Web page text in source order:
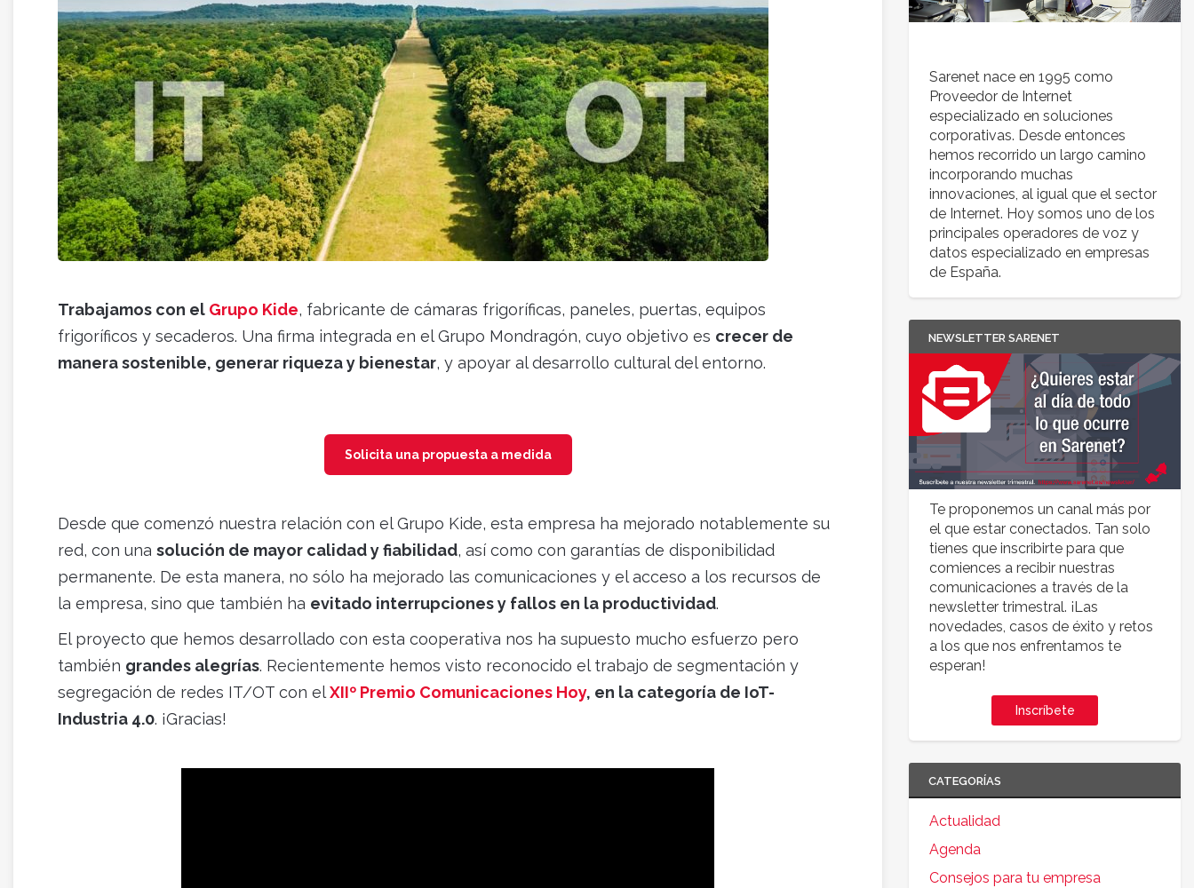
Trabajamos con el Grupo Kide, fabricante de cámaras frigoríficas, paneles, puertas, equipos
frigoríficos y secaderos. Una firma integrada en el Grupo Mondragón, cuyo objetivo es crecer de
manera sostenible, generar riqueza y bienestar, y apoyar al desarrollo cultural del entorno.
Solicita una propuesta a medida
Desde que comenzó nuestra relación con el Grupo Kide, esta empresa ha mejorado notablemente su
red, con una solución de mayor calidad y fiabilidad, así como con garantías de disponibilidad
permanente. De esta manera, no sólo ha mejorado las comunicaciones y el acceso a los recursos de
la empresa, sino que también ha evitado interrupciones y fallos en la productividad.
El proyecto que hemos desarrollado con esta cooperativa nos ha supuesto mucho esfuerzo pero
también grandes alegrías. Recientemente hemos visto reconocido el trabajo de segmentación y
segregación de redes IT/OT con elXIIº Premio Comunicaciones Hoy, en la categoría de IoT-
Industria 4.0. ¡Gracias!
Sarenet nace en 1995 como
Proveedor de Internet
especializado en soluciones
corporativas. Desde entonces
hemos recorrido un largo camino
incorporando muchas
innovaciones, al igual que el sector
de Internet. Hoy somos uno de los
principales operadores de voz y
datos especializado en empresas
de España.
NEWSLETTER SARENET
Te proponemos un canal más por
el que estar conectados. Tan solo
tienes que inscribirte para que
comiences a recibir nuestras
comunicaciones a través de la
newsletter trimestral. ¡Las
novedades, casos de éxito y retos
a los que nos enfrentamos te
esperan!
Inscríbete
CATEGORÍAS
Actualidad
Agenda
Consejos para tu empresa